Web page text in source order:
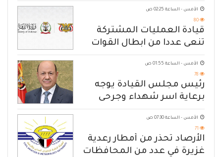
الأمس - الساعة 02:25 ص
80
قيادة العمليات المشتركة
تنعى عددا من ابطال القوات
المسلحة
الأمس - الساعة 01:55 ص
78
رئيس مجلس القيادة يوجه
برعاية اسر شهداء وجرحى
الهجوم الإرهابي الحوثي والرد
الحازم على مصدر التهديد
الأمس - الساعة 07:30 ص
71
الأرصاد تحذّر من أمطار رعدية
غزيرة في عدد من المحافظات